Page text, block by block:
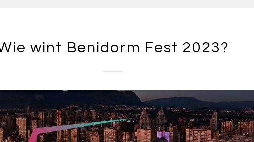
wint Benidorm Fest 2023?